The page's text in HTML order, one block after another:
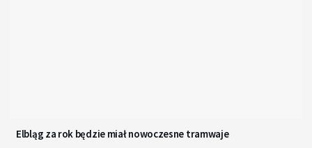
Elbląg za rok będzie miał nowoczesne tramwaje